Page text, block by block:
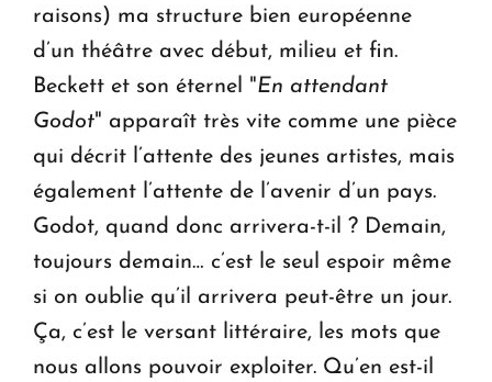
raisons) ma structure bien européenne
d’un théâtre avec début, milieu et fin.
Beckett et son éternel "En attendant
Godot" apparaît très vite comme une pièce
qui décrit l’attente des jeunes artistes, mais
également l’attente de l’avenir d’un pays.
Godot, quand donc arrivera-t-il ? Demain,
toujours demain… c’est le seul espoir même
si on oublie qu’il arrivera peut-être un jour.
Ça, c’est le versant littéraire, les mots que
nous allons pouvoir exploiter. Qu’en est-il